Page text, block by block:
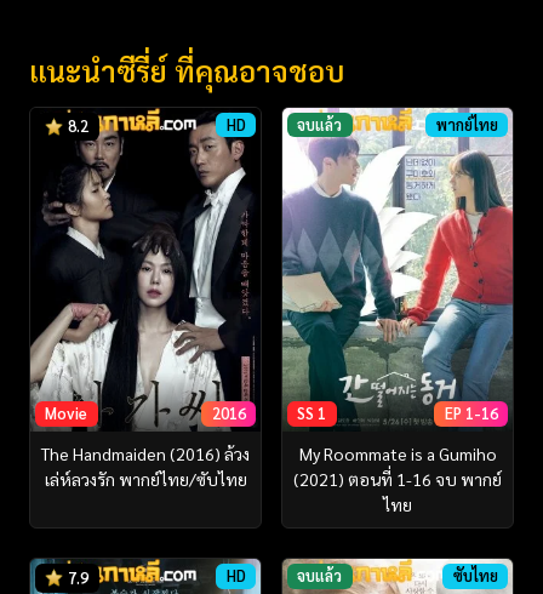
แนะนำซีรี่ย์ ที่คุณอาจชอบ
8.2 HD
Movie 2016
The Handmaiden (2016) ล้วง
เล่ห์ลวงรัก พากย์ไทย/ซับไทย
จบแล้ว พากย์ไทย
SS 1 EP 1-16
My Roommate is a Gumiho
(2021) ตอนที่ 1-16 จบ พากย์
ไทย
7.9 HD จบแล้ว ซับไทย